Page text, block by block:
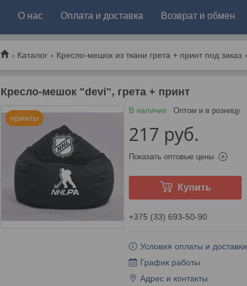
О нас Оплата и доставка Возврат и обмен
Каталог Кресло-мешок из ткани грета + принт под заказ
Кресло-мешок "devi", грета + принт
принты
В наличии Оптом и в розницу
217 руб.
Показать оптовые цены
Купить
+375 (33) 693-50-90
Условия оплаты и доставки
График работы
Адрес и контакты